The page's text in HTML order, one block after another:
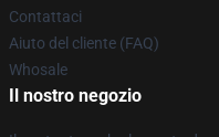
Contattaci
Aiuto del cliente (FAQ)
Whosale
Il nostro negozio